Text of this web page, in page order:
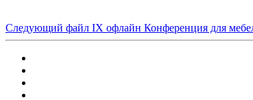
Следующий файл IX офлайн Конференция для